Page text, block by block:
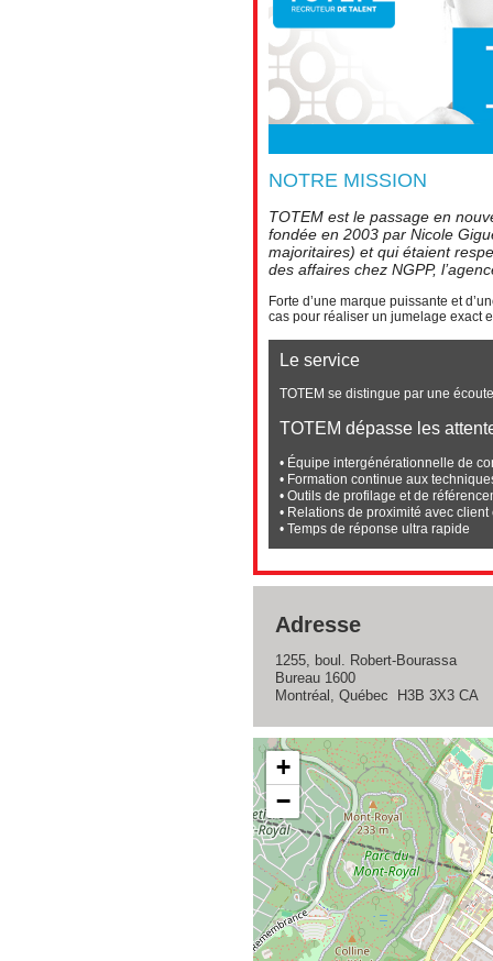
NOTRE MISSION
TOTEM est le passage en
fondée en 2003 par Nicole
majoritaires) et qui étaient
des affaires chez NGPP,
Forte d’une marque puissante et
cas pour réaliser un jumelage exact
Le service
TOTEM se distingue par une
TOTEM dépasse les
• Équipe intergénérationnelle de
• Formation continue aux
• Outils de profilage et de
• Relations de proximité avec client
• Temps de réponse ultra rapide
Adresse
1255, boul. Robert-Bourassa
Bureau 1600
Montréal, Québec H3B 3X3 CA
+
−